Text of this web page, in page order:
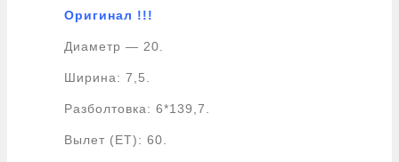
Оригинал !!!
Диаметр — 20.
Ширина: 7,5.
Разболтовка: 6*139,7.
Вылет (ЕТ): 60.